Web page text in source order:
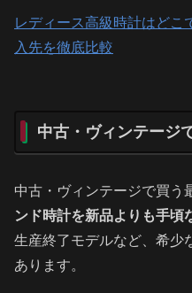
レディース高級時計はどこ
入先を徹底比較
中古・ヴィンテージ
中古・ヴィンテージで買う
ンド時計を新品よりも手頃
生産終了モデルなど、希少
あります。